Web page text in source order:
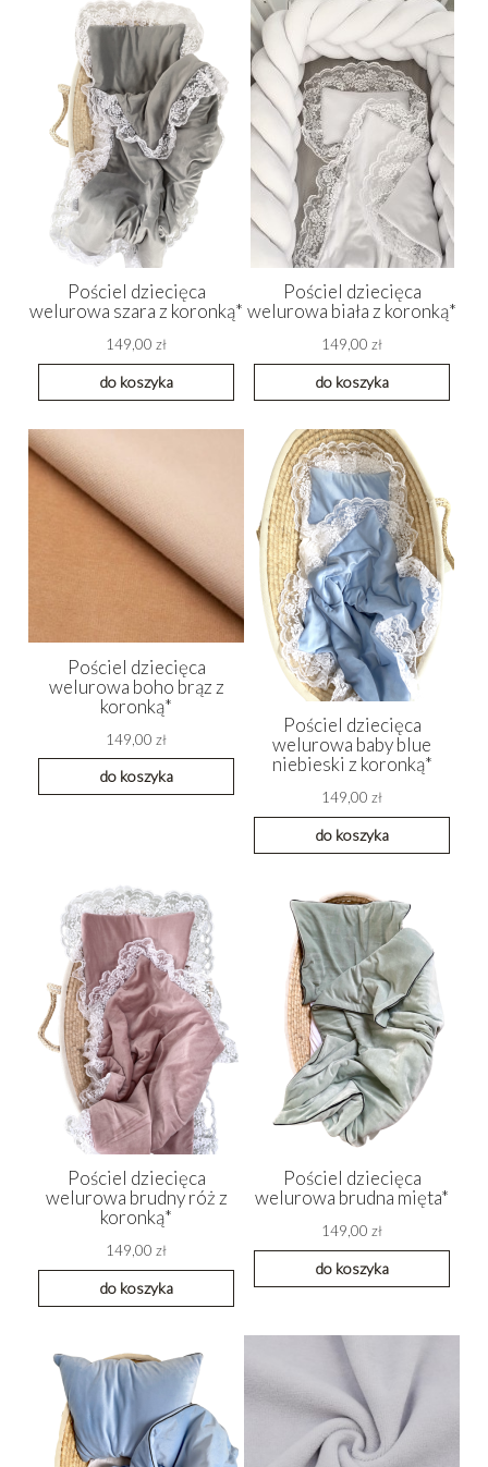
Pościel dziecięca
welurowa szara z koronką*
149,00 zł
do koszyka
Pościel dziecięca
welurowa biała z koronką*
149,00 zł
do koszyka
Pościel dziecięca
welurowa boho brąz z
koronką*
149,00 zł
do koszyka
Pościel dziecięca
welurowa baby blue
niebieski z koronką*
149,00 zł
do koszyka
Pościel dziecięca
welurowa brudny róż z
koronką*
149,00 zł
do koszyka
Pościel dziecięca
welurowa brudna mięta*
149,00 zł
do koszyka